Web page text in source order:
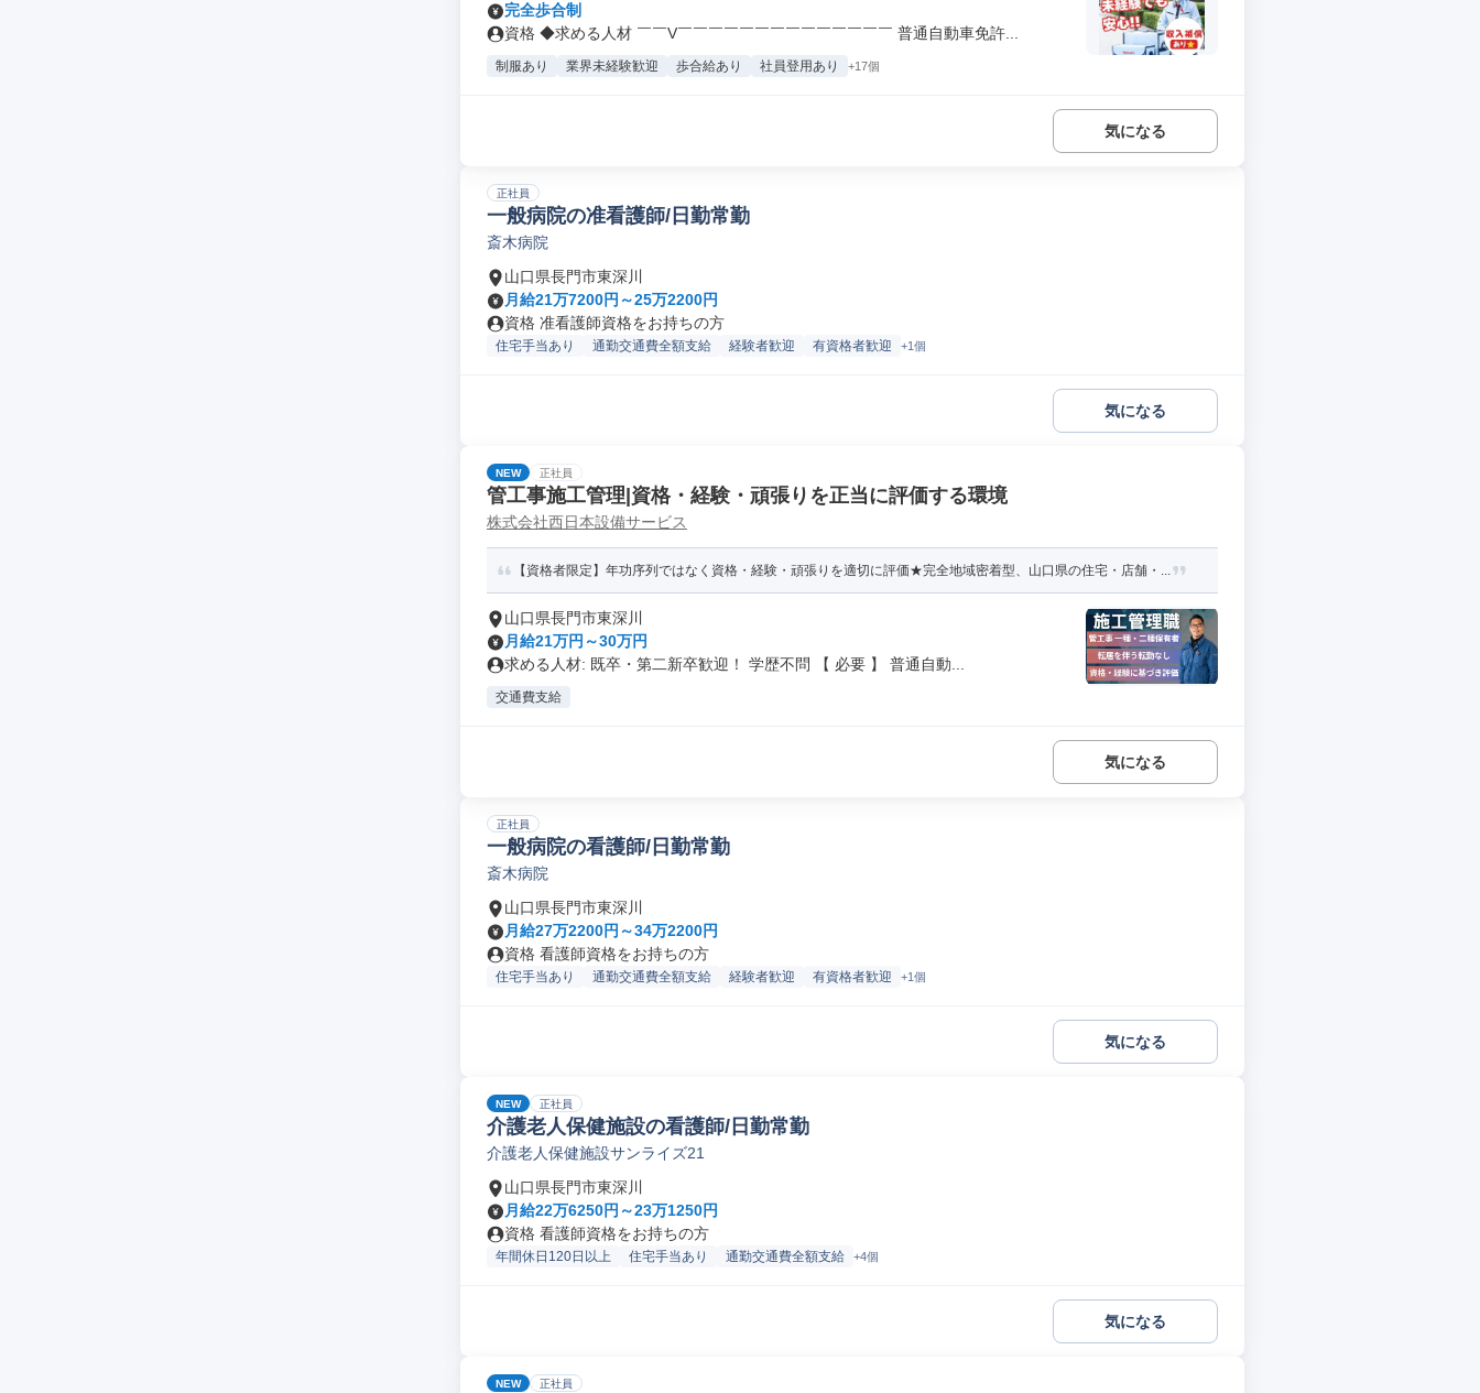
完全歩合制
資格 ◆求める人材 ￣￣V￣￣￣￣￣￣￣￣￣￣￣￣￣￣ 普通自動車免許...
制服あり 業界未経験歓迎 歩合給あり 社員登用あり +17個
気になる
正社員
一般病院の准看護師/日勤常勤
斎木病院
山口県長門市東深川
月給21万7200円～25万2200円
資格 准看護師資格をお持ちの方
住宅手当あり 通勤交通費全額支給 経験者歓迎 有資格者歓迎 +1個
気になる
NEW 正社員
管工事施工管理|資格・経験・頑張りを正当に評価する環境
株式会社西日本設備サービス
【資格者限定】年功序列ではなく資格・経験・頑張りを適切に評価★完全地域密着型、山口県の住宅・店舗・...
山口県長門市東深川
月給21万円～30万円
求める人材: 既卒・第二新卒歓迎！ 学歴不問 【 必要 】 普通自動...
交通費支給
気になる
正社員
一般病院の看護師/日勤常勤
斎木病院
山口県長門市東深川
月給27万2200円～34万2200円
資格 看護師資格をお持ちの方
住宅手当あり 通勤交通費全額支給 経験者歓迎 有資格者歓迎 +1個
気になる
NEW 正社員
介護老人保健施設の看護師/日勤常勤
介護老人保健施設サンライズ21
山口県長門市東深川
月給22万6250円～23万1250円
資格 看護師資格をお持ちの方
年間休日120日以上 住宅手当あり 通勤交通費全額支給 +4個
気になる
NEW 正社員